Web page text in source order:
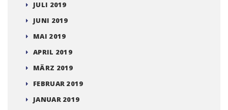
JULI 2019
JUNI 2019
MAI 2019
APRIL 2019
MÄRZ 2019
FEBRUAR 2019
JANUAR 2019